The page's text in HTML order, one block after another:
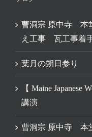
曹洞宗 原中寺 本
え工事 瓦工事着
葉月の朔日参り
【 Maine Japanese
講演
曹洞宗 原中寺 本